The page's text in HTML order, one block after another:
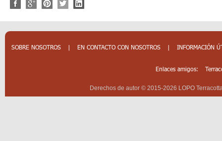
SOBRE NOSOTROS | EN CONTACTO CON NOSOTROS | INFORMACIÓN
Enlaces amigos:
Derechos de autor © 2015-2026 LOPO